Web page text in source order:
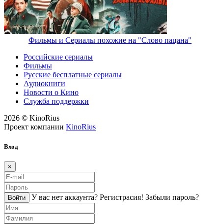
Фильмы и Сериалы похожие на "Слово пацана"
Российские сериалы
Фильмы
Русские бесплатные сериалы
Аудиокниги
Новости о Кино
Служба поддержки
2026 © KinoRius
Проект компании KinoRius
Вход
×
Войти У вас нет аккаунта? Регистраcия! Забыли пароль?